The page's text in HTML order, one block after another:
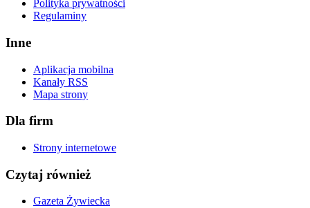
Polityka prywatności
Regulaminy
Inne
Aplikacja mobilna
Kanały RSS
Mapa strony
Dla firm
Strony internetowe
Czytaj również
Gazeta Żywiecka